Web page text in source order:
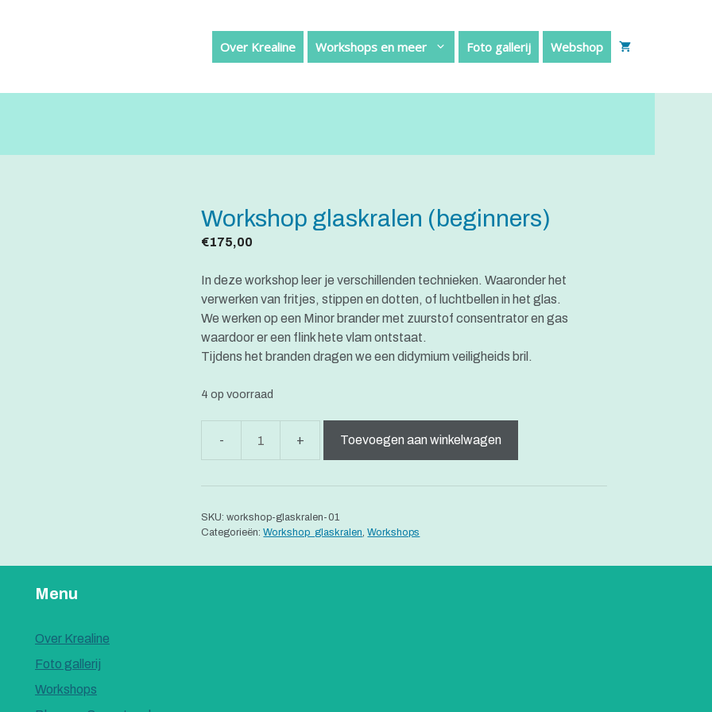
Over Krealine Workshops en meer Foto gallerij Webshop
Workshop glaskralen (beginners)
€175,00
In deze workshop leer je verschillenden technieken. Waaronder het
verwerken van fritjes, stippen en dotten, of luchtbellen in het glas.
We werken op een Minor brander met zuurstof consentrator en gas
waardoor er een flink hete vlam ontstaat.
Tijdens het branden dragen we een didymium veiligheids bril.
4 op voorraad
(beginners)
Toevoegen aan winkelwagen
SKU:workshop-glaskralen-01
Categorieën:Workshop_glaskralen,Workshops
Menu
Over Krealine
Foto gallerij
Workshops